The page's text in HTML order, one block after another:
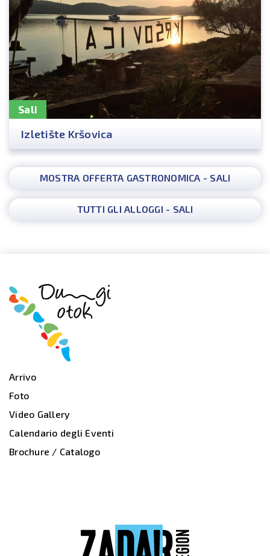
Sali
Izletište Kršovica
MOSTRA OFFERTA GASTRONOMICA - SALI
TUTTI GLI ALLOGGI - SALI
Arrivo
Foto
Video Gallery
Calendario degli Eventi
Brochure / Catalogo